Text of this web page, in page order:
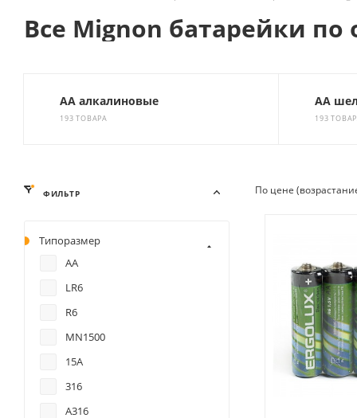
Все Mignon батарейки
АА алкалиновые
193 ТОВАРА
АА
193
По цене
ФИЛЬТР
Типоразмер
AA
LR6
R6
MN1500
15A
316
A316